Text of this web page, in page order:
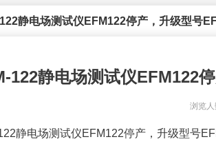
静电场测试仪EFM122停产，升级型号
122静电场测试仪EFM122
浏览
静电场测试仪EFM122停产，升级型号